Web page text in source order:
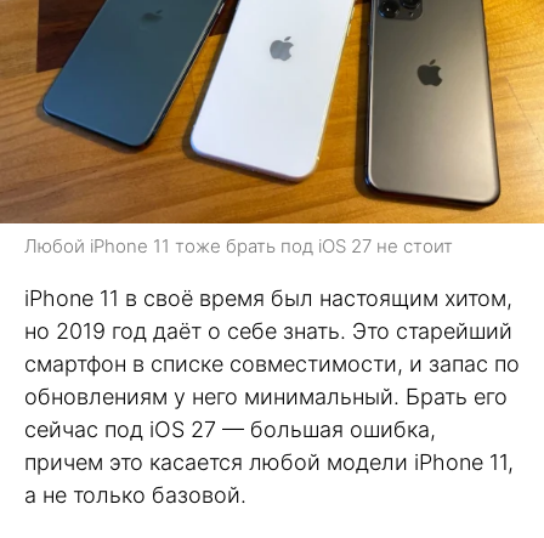
Любой iPhone 11 тоже брать под iOS 27 не стоит
iPhone 11 в своё время был настоящим хитом,
но 2019 год даёт о себе знать. Это старейший
смартфон в списке совместимости, и запас по
обновлениям у него минимальный. Брать его
сейчас под iOS 27 — большая ошибка,
причем это касается любой модели iPhone 11,
а не только базовой.